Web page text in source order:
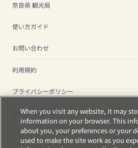
奈良県 観光局
使い方ガイド
お問い合わせ
利用規約
プライバシーポリシー
クッキーについて
When you visit any website, it may
information on your browser. This
about you, your preferences or your
used to make the site work as you